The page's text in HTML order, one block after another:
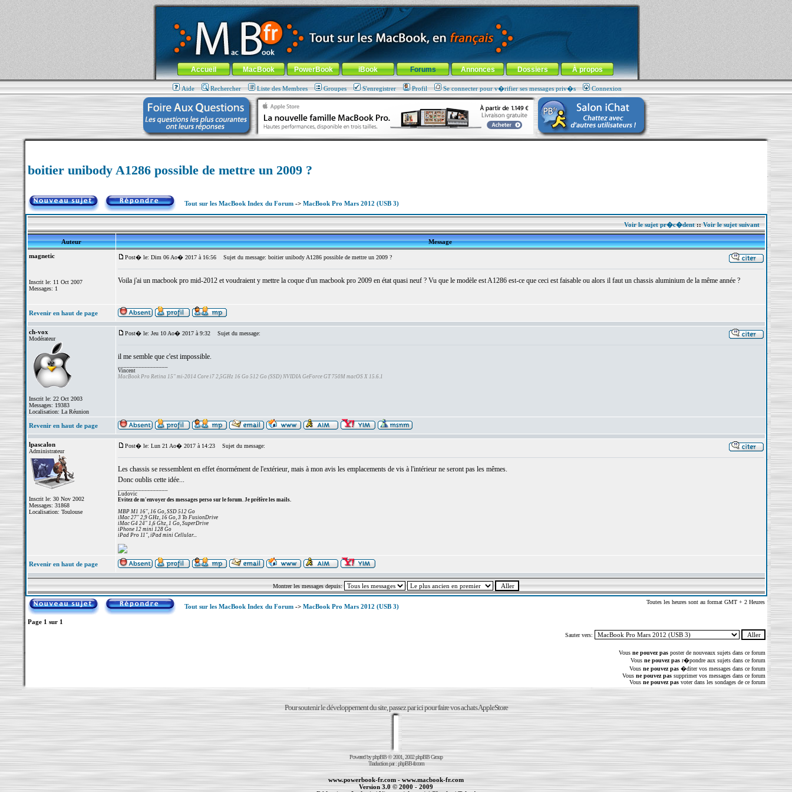
MacBook-fr.com : 100% Apple... 100% nomade !
Aller au contenu-Aller au menu général-Aller au menu de la rubrique
Menu général
Accueil MacBook PowerBook iBook Forums Annonces Dossiers À propos
Aide Rechercher Liste des Membres Groupes S'enregistrer Profil Se connecter pour v�rifier ses messages priv�s Connexion
boitier unibody A1286 possible de mettre un 2009 ?
Tout sur les MacBook Index du Forum-> MacBook Pro Mars 2012 (USB 3)
Voir le sujet pr�c�dent::Voir le sujet suivant
Auteur
Message
magnetic
Inscrit le: 11 Oct 2007
Messages: 1
Post� le: Dim 06 Ao� 2017 à 16:56 Sujet du message: boitier unibody A1286 possible de mettre un 2009 ?
Voila j'ai un macbook pro mid-2012 et voudraient y mettre la coque d'un macbook pro 2009 en état quasi neuf ? Vu que le modèle est A1286 est-ce que ceci est faisable ou alors il faut un chassis aluminium de la même année ?
Revenir en haut de page
ch-vox
Modérateur
Inscrit le: 22 Oct 2003
Messages: 19383
Localisation: La Réunion
Post� le: Jeu 10 Ao� 2017 à 9:32 Sujet du message:
il me semble que c'est impossible.
Vincent
MacBook Pro Retina 15" mi-2014 Core i7 2,5GHz 16 Go 512 Go (SSD) NVIDIA GeForce GT 750M macOS X 15.6.1
Revenir en haut de page
lpascalon
Administrateur
Inscrit le: 30 Nov 2002
Messages: 31868
Localisation: Toulouse
Post� le: Lun 21 Ao� 2017 à 14:23 Sujet du message:
Les chassis se ressemblent en effet énormément de l'extérieur, mais à mon avis les emplacements de vis à l'intérieur ne seront pas les mêmes.
Donc oublis cette idée...
Ludovic
Evitez de m'envoyer des messages perso sur le forum. Je préfère les mails.
MBP M1 16", 16 Go, SSD 512 Go
iMac 27" 2,9 GHz, 16 Go, 3 To FusionDrive
iMac G4 24" 1,6 Ghz, 1 Go, SuperDrive
iPhone 12 mini 128 Go
iPad Pro 11", iPad mini Cellular...
Revenir en haut de page
Montrer les messages depuis:
Tout sur les MacBook Index du Forum-> MacBook Pro Mars 2012 (USB 3)
Toutes les heures sont au format GMT + 2 Heures
Page 1 sur 1
Sauter vers:
Vous ne pouvez pasposter de nouveaux sujets dans ce forum
Vous ne pouvez pasr�pondre aux sujets dans ce forum
Vous ne pouvez pas�diter vos messages dans ce forum
Vous ne pouvez passupprimer vos messages dans ce forum
Vous ne pouvez pasvoter dans les sondages de ce forum
Pour soutenir le développement du site, passez par ici pour faire vos achats AppleStore
Powered byphpBB© 2001, 2002 phpBB Group
Traduction par :phpBB-fr.com
www.powerbook-fr.com-www.macbook-fr.com
Version 3.0 © 2000 - 2009